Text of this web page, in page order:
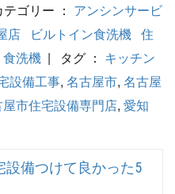
ゴリー ： アンシンサービ
店 ビルトイン食洗機 住
食洗機 | タグ ： キッチン
設備工事, 名古屋市, 名古屋
市住宅設備専門店, 愛知
設備つけて良かった5